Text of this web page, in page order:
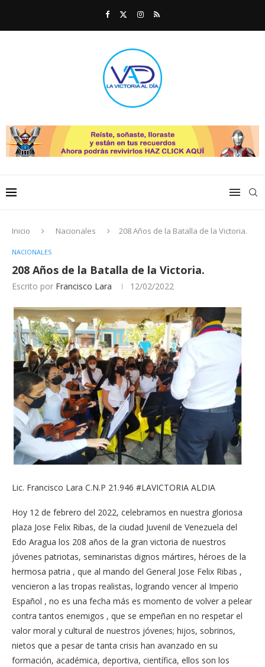
Inicio Nacionales 208 Años de la Batalla de la Victoria.
NACIONALES
208 Años de la Batalla de la Victoria.
Escrito por Francisco Lara 12/02/2022
Lic. Francisco Lara C.N.P 21.946 #LAVICTORIA ALDIA
Hoy 12 de febrero del 2022, celebramos en nuestra gloriosa
plaza Jose Felix Ribas, de la ciudad Juvenil de Venezuela del
Edo Aragua los 208 años de la gran victoria de nuestros
jóvenes patriotas, seminaristas dignos mártires, héroes de la
hermosa patria , que al mando del General Jose Felix Ribas ,
vencieron a las tropas realistas, logrando vencer al Imperio
Español , no es una fecha más es momento de volver a pelear
contra tantos enemigos , que se empeñan en no respetar el
valor moral y cultural de nuestros jóvenes; hijos, sobrinos,
nietos que a pesar de tanta crisis han avanzado en su
formación, académica, deportiva, científica, ellos son los